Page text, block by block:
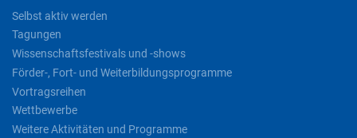
Selbst aktiv werden
Tagungen
Wissenschaftsfestivals und -shows
Förder-, Fort- und Weiterbildungsprogramme
Vortragsreihen
Wettbewerbe
Weitere Aktivitäten und Programme